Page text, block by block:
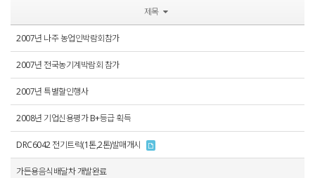
제목
2007년 나주 농업인박람회참가
2007년 전국농기계박람회 참가
2007년 특별할인행사
2008년 기업신용평가 B+등급 획득
DRC6042 전기트럭(1톤,2톤)발매개시
가든용음식배달차 개발완료